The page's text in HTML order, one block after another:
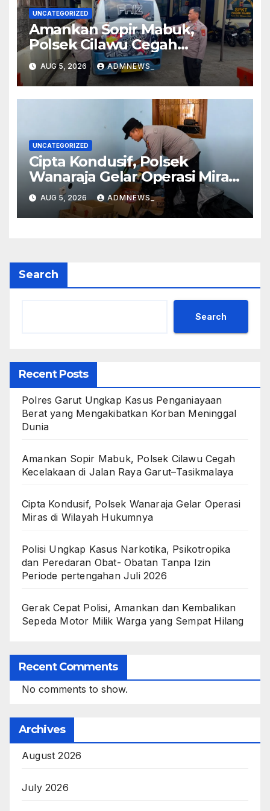
UNCATEGORIZED
Amankan Sopir Mabuk,
Polsek Cilawu Cegah
Kecelakaan di Jalan Raya
Garut–Tasikmalaya
AUG 5, 2026 ADMNEWS_
UNCATEGORIZED
Cipta Kondusif, Polsek
Wanaraja Gelar Operasi Miras
di Wilayah Hukumnya
AUG 5, 2026 ADMNEWS_
Search
Search
Recent Posts
Polres Garut Ungkap Kasus Penganiayaan
Berat yang Mengakibatkan Korban Meninggal
Dunia
Amankan Sopir Mabuk, Polsek Cilawu Cegah
Kecelakaan di Jalan Raya Garut–Tasikmalaya
Cipta Kondusif, Polsek Wanaraja Gelar Operasi
Miras di Wilayah Hukumnya
Polisi Ungkap Kasus Narkotika, Psikotropika
dan Peredaran Obat- Obatan Tanpa Izin
Periode pertengahan Juli 2026
Gerak Cepat Polisi, Amankan dan Kembalikan
Sepeda Motor Milik Warga yang Sempat Hilang
Recent Comments
No comments to show.
Archives
August 2026
July 2026